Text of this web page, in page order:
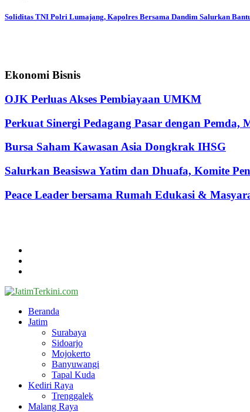
Soliditas TNI Polri Lumajang, Kapolres Bersama Dandim Salurkan
Ekonomi Bisnis
OJK Perluas Akses Pembiayaan UMKM
Perkuat Sinergi Pedagang Pasar dengan
Bursa Saham Kawasan Asia Dongkrak IHSG
Salurkan Beasiswa Yatim dan Dhuafa, Komite
Peace Leader bersama Rumah Edukasi &
Beranda
Jatim
Surabaya
Sidoarjo
Mojokerto
Banyuwangi
Tapal Kuda
Kediri Raya
Trenggalek
Malang Raya